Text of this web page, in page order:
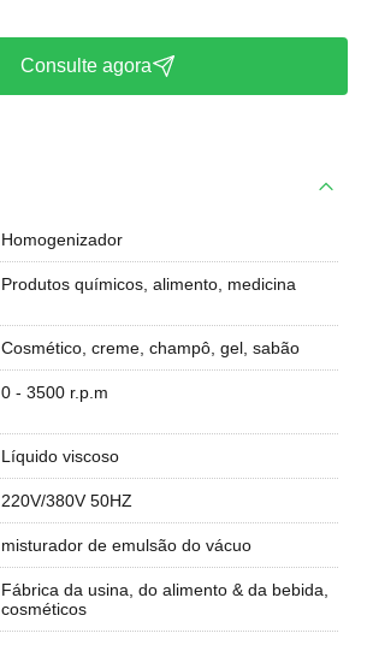
Consulte agora
Homogenizador
Produtos químicos, alimento, medicina
Cosmético, creme, champô, gel, sabão
0 - 3500 r.p.m
Líquido viscoso
220V/380V 50HZ
misturador de emulsão do vácuo
Fábrica da usina, do alimento & da bebida,
cosméticos